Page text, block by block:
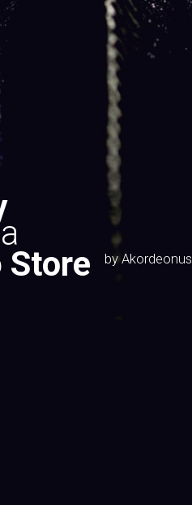
Store by Akordeonus